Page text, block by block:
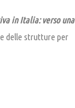
in Italia: verso una
delle strutture per